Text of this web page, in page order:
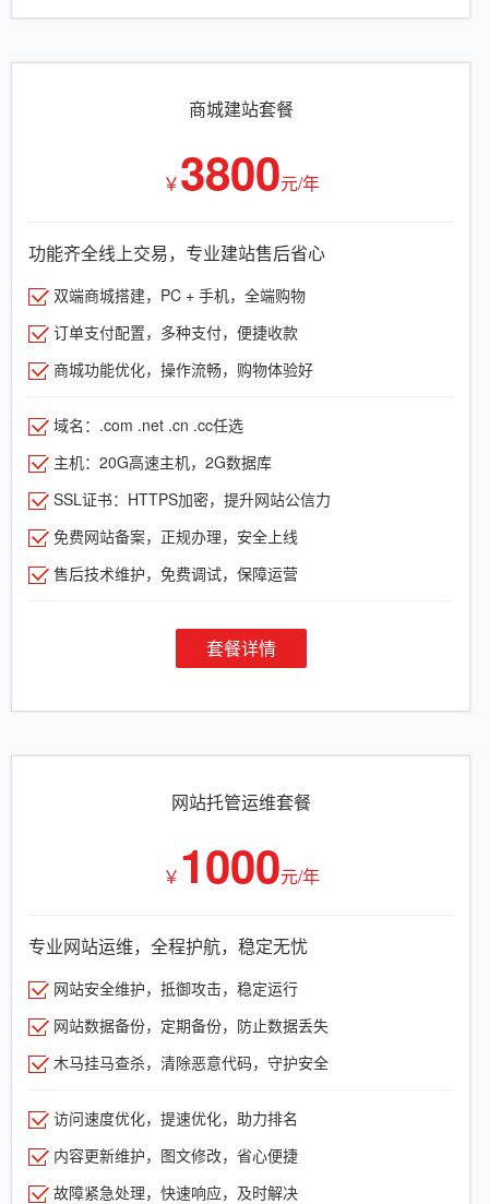
商城建站套餐
￥3800元/年
功能齐全线上交易，专业建站售后省心
双端商城搭建，PC + 手机，全端购物
订单支付配置，多种支付，便捷收款
商城功能优化，操作流畅，购物体验好
域名：.com .net .cn .cc任选
主机：20G高速主机，2G数据库
SSL证书：HTTPS加密，提升网站公信力
免费网站备案，正规办理，安全上线
售后技术维护，免费调试，保障运营
套餐详情
网站托管运维套餐
￥ 1000元/年
专业网站运维，全程护航，稳定无忧
网站安全维护，抵御攻击，稳定运行
网站数据备份，定期备份，防止数据丢失
木马挂马查杀，清除恶意代码，守护安全
访问速度优化，提速优化，助力排名
内容更新维护，图文修改，省心便捷
故障紧急处理，快速响应，及时解决